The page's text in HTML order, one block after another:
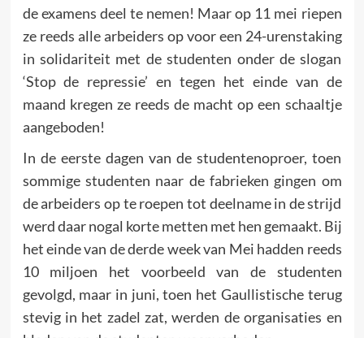
de examens deel te nemen! Maar op 11 mei riepen
ze reeds alle arbeiders op voor een 24-urenstaking
in solidariteit met de studenten onder de slogan
‘Stop de repressie’ en tegen het einde van de
maand kregen ze reeds de macht op een schaaltje
aangeboden!
In de eerste dagen van de studentenoproer, toen
sommige stu­denten naar de fabrieken gingen om
de arbeiders op te roepen tot deelname in de strijd
werd daar nogal korte metten met hen gemaakt. Bij
het einde van de derde week van Mei hadden reeds
10 miljoen het voorbeeld van de studenten
gevolgd, maar in juni, toen het Gaullistische terug
stevig in het zadel zat, werden de organisaties en